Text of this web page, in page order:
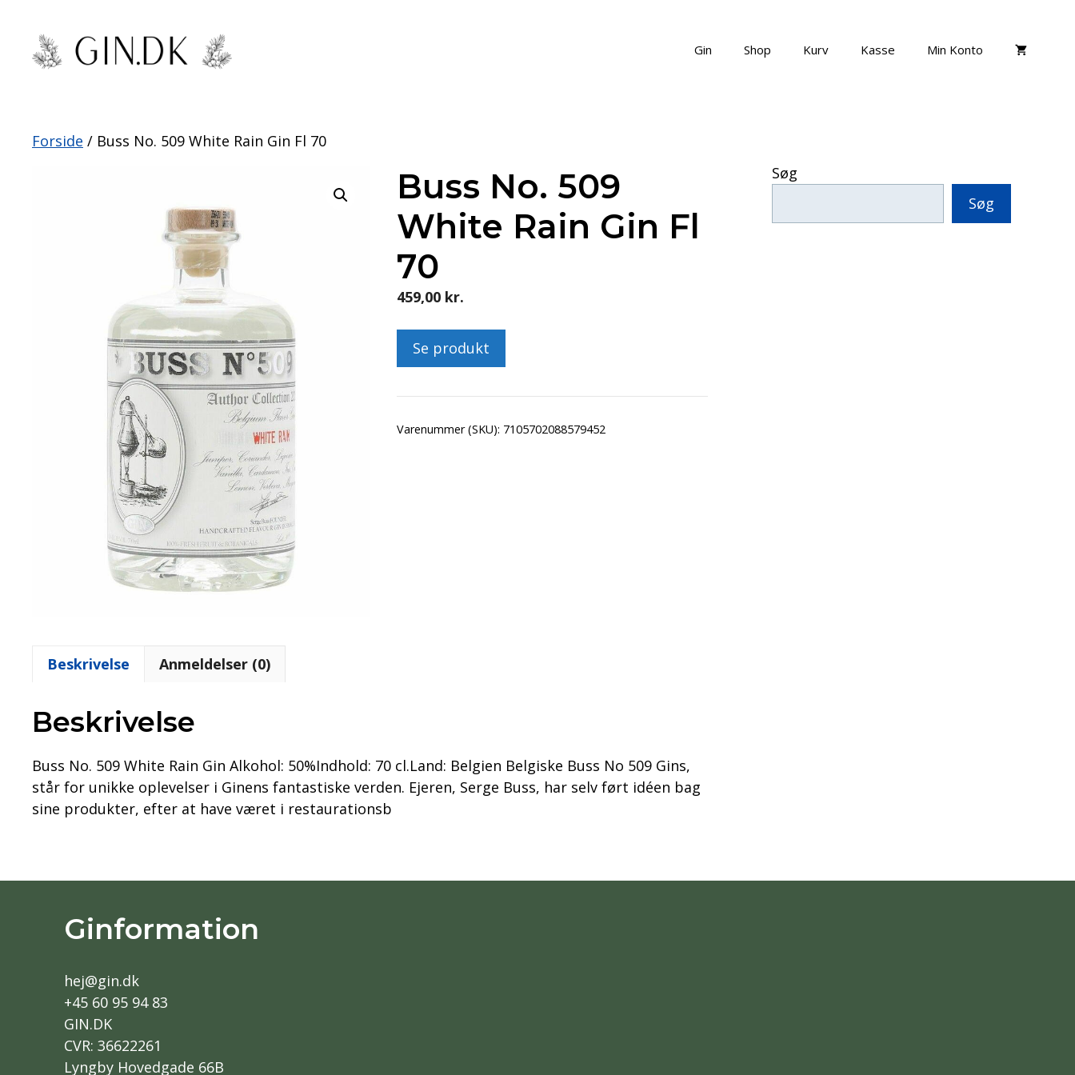
indhold
Gin Shop Kurv Kasse Min Konto
Forside / Buss No. 509 White Rain Gin Fl 70
Buss No. 509
White Rain Gin Fl
70
459,00 kr.
Se produkt
Varenummer (SKU): 7105702088579452
Beskrivelse Anmeldelser (0)
Beskrivelse
Buss No. 509 White Rain Gin Alkohol: 50%Indhold: 70 cl.Land: Belgien Belgiske Buss No 509 Gins,
står for unikke oplevelser i Ginens fantastiske verden. Ejeren, Serge Buss, har selv ført idéen bag
sine produkter, efter at have været i restaurationsb
Søg
Søg
Ginformation
hej@gin.dk
+45 60 95 94 83
GIN.DK
CVR: 36622261
Lyngby Hovedgade 66B